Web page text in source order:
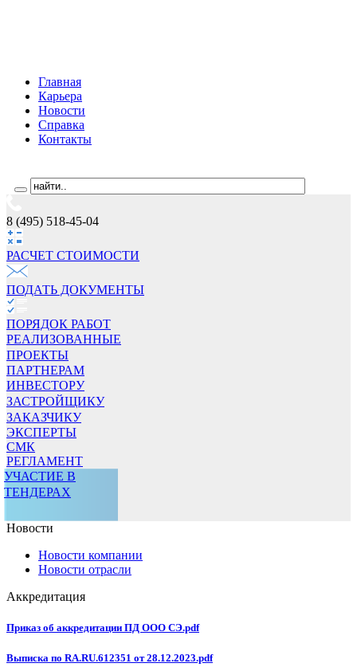
Главная
Карьера
Новости
Справка
Контакты
8 (495) 518-45-04
РАСЧЕТ СТОИМОCТИ
ПОДАТЬ ДОКУМЕНТЫ
ПОРЯДОК РАБОТ
РЕАЛИЗОВАННЫЕ
ПРОЕКТЫ
ПАРТНЕРАМ
ИНВЕСТОРУ
ЗАСТРОЙЩИКУ
ЗАКАЗЧИКУ
ЭКСПЕРТЫ
СМК
РЕГЛАМЕНТ
УЧАСТИЕ В
ТЕНДЕРАХ
Новости
Новости компании
Новости отрасли
Аккредитация
Приказ об аккредитации ПД ООО СЭ.pdf
Выписка по RA.RU.612351 от 28.12.2023.pdf